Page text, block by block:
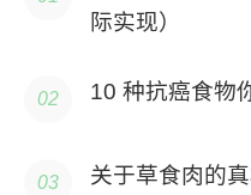
际实现）
10 种抗癌食物
关于草食肉的